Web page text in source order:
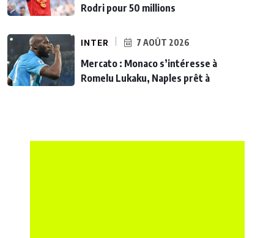
Rodri pour 50 millions
INTER 7 AOÛT 2026
Mercato : Monaco s’intéresse à
Romelu Lukaku, Naples prêt à